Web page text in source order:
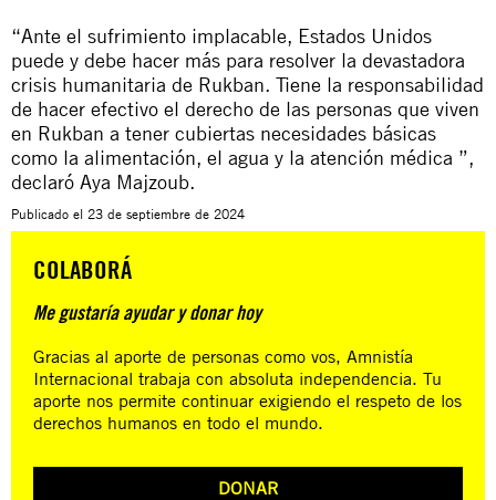
“Ante el sufrimiento implacable, Estados Unidos
puede y debe hacer más para resolver la devastadora
crisis humanitaria de Rukban. Tiene la responsabilidad
de hacer efectivo el derecho de las personas que viven
en Rukban a tener cubiertas necesidades básicas
como la alimentación, el agua y la atención médica ”,
declaró Aya Majzoub.
Publicado el 23 de septiembre de 2024
COLABORÁ
Me gustaría ayudar y donar hoy
Gracias al aporte de personas como vos, Amnistía
Internacional trabaja con absoluta independencia. Tu
aporte nos permite continuar exigiendo el respeto de los
derechos humanos en todo el mundo.
DONAR